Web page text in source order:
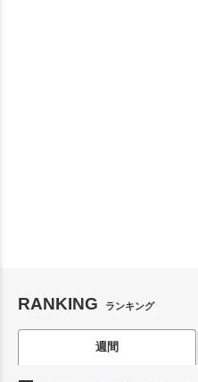
RANKING ランキング
週間